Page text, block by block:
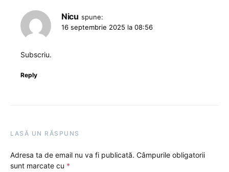
Nicu spune:
16 septembrie 2025 la 08:56
Subscriu.
Reply
LASĂ UN RĂSPUNS
Adresa ta de email nu va fi publicată. Câmpurile obligatorii
sunt marcate cu *